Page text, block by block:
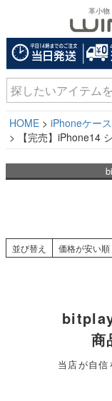
革小物
HOME iPhoneケー
【完売】iPhone14
並び替え 価格が安い順
商
当店が自